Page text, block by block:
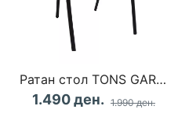
Ратан стол TONS GARDEN 9557
1.490 ден. 1.990 ден.